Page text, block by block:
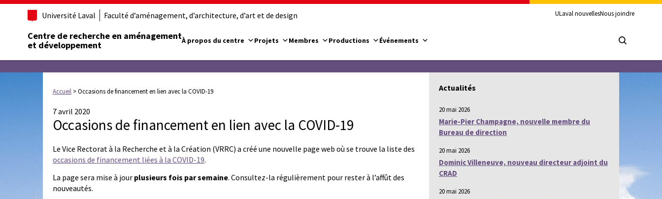
Université Laval Faculté d’aménagement, d’architecture, d’art et de design ULaval nouvellesNous joindre
Centre de recherche en aménagement
et développement
À propos du centre Projets Membres Productions Événements
Accueil >Occasions de financement en lien avec la COVID-19
7 avril 2020
Occasions de financement en lien avec la COVID-19
Le Vice Rectorat à la Recherche et à la Création (VRRC) a créé une nouvelle page web où se trouve la liste des
occasions de financement liées à la COVID-19.
La page sera mise à jour plusieurs fois par semaine. Consultez-la régulièrement pour rester à l’affût des
nouveautés.
Actualités
20 mai 2026
Marie-Pier Champagne, nouvelle membre du
Bureau de direction
20 mai 2026
Dominic Villeneuve, nouveau directeur adjoint du
CRAD
20 mai 2026